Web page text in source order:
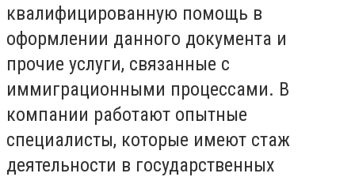
квалифицированную помощь в
оформлении данного документа и
прочие услуги, связанные с
иммиграционными процессами. В
компании работают опытные
специалисты, которые имеют стаж
деятельности в государственных